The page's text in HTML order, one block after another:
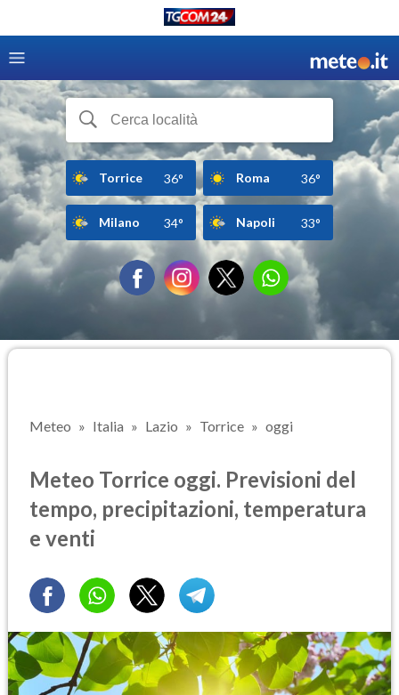
Torrice 36° Roma 36°
Milano 34° Napoli 33°
Meteo Italia Lazio Torrice oggi
Meteo Torrice oggi. Previsioni del
tempo, precipitazioni, temperatura
e venti